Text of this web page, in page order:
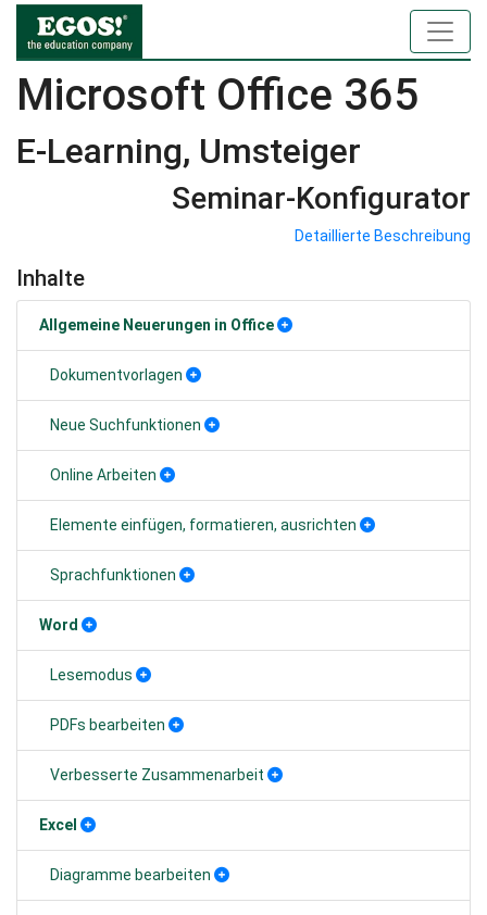
Microsoft Office 365
E-Learning, Umsteiger
Seminar-Konfigurator
Detaillierte Beschreibung
Inhalte
Allgemeine Neuerungen in Office
Dokumentvorlagen
Neue Suchfunktionen
Online Arbeiten
Elemente einfügen, formatieren, ausrichten
Sprachfunktionen
Word
Lesemodus
PDFs bearbeiten
Verbesserte Zusammenarbeit
Excel
Diagramme bearbeiten